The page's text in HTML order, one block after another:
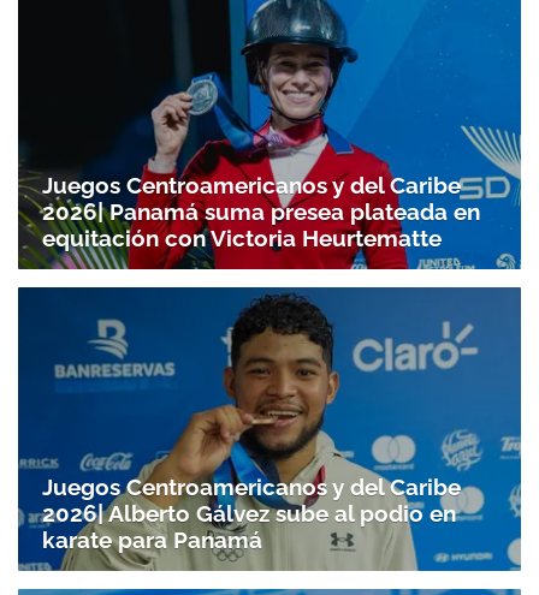
Juegos Centroamericanos y del Caribe
2026| Panamá suma presea plateada en
equitación con Victoria Heurtematte
Juegos Centroamericanos y del Caribe
2026| Alberto Gálvez sube al podio en
karate para Panamá